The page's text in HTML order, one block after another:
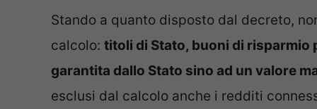
Stando a quanto disposto dal decreto,
calcolo: titoli di Stato, buoni di risparmio
garantita dallo Stato sino ad un valore
esclusi dal calcolo anche i redditi